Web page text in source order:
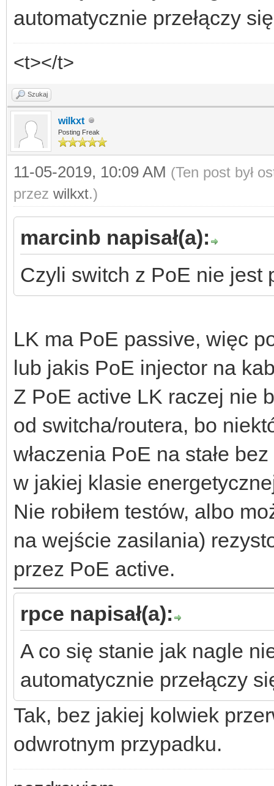
automatycznie przełączy
<t></t>
Szukaj
wilkxt
Posting Freak
11-05-2019, 10:09 AM (Ten post był
przez wilkxt.)
marcinb napisał(a):
Czyli switch z PoE nie jest
LK ma PoE passive, więc
lub jakis PoE injector na
Z PoE active LK raczej nie
od switcha/routera, bo
właczenia PoE na stałe
w jakiej klasie
Nie robiłem testów, albo
na wejście zasilania)
przez PoE active.
rpce napisał(a):
A co się stanie jak nagle
automatycznie przełączy
Tak, bez jakiej kolwiek
odwrotnym przypadku.